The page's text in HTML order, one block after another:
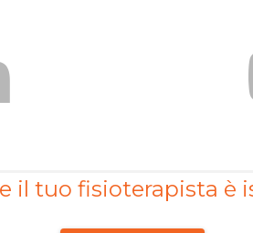
il tuo fisioterapista è